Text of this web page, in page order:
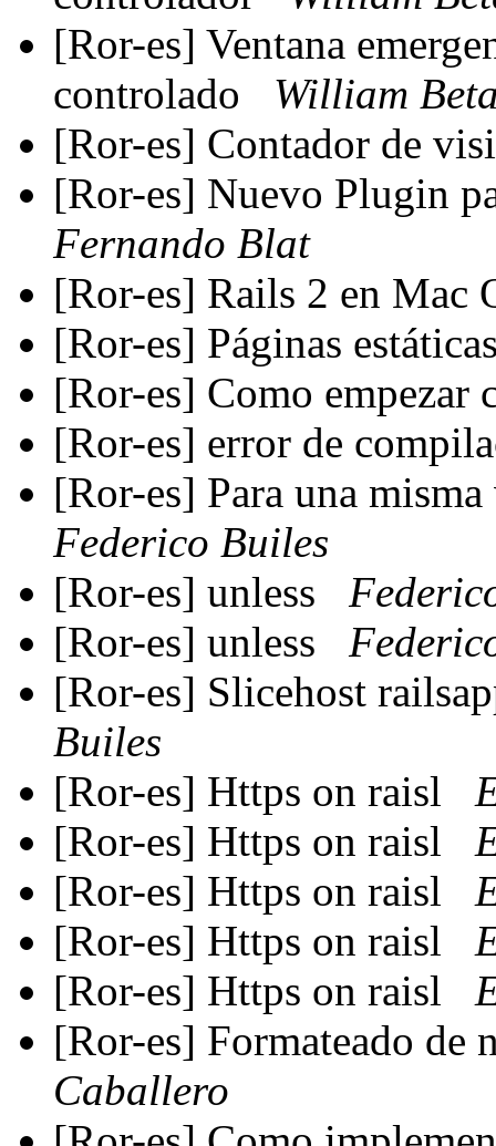
[Ror-es] Ventana
controlado
William
[Ror-es] Contador de
[Ror-es] Nuevo Plugin
Fernando Blat
[Ror-es] Rails 2 en Mac
[Ror-es] Páginas
[Ror-es] Como empezar
[Ror-es] error de
[Ror-es] Para una
Federico Builes
[Ror-es] unless
[Ror-es] unless
[Ror-es] Slicehost
Builes
[Ror-es] Https on raisl
[Ror-es] Https on raisl
[Ror-es] Https on raisl
[Ror-es] Https on raisl
[Ror-es] Https on raisl
[Ror-es] Formateado de
Caballero